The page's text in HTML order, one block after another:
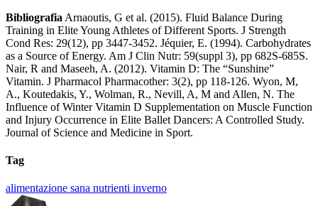
Bibliografia Arnaoutis, G et al. (2015). Fluid Balance During
Training in Elite Young Athletes of Different Sports. J Strength
Cond Res: 29(12), pp 3447-3452. Jéquier, E. (1994). Carbohydrates
as a Source of Energy. Am J Clin Nutr: 59(suppl 3), pp 682S-685S.
Nair, R and Maseeh, A. (2012). Vitamin D: The “Sunshine”
Vitamin. J Pharmacol Pharmacother: 3(2), pp 118-126. Wyon, M,
A., Koutedakis, Y., Wolman, R., Nevill, A, M and Allen, N. The
Influence of Winter Vitamin D Supplementation on Muscle Function
and Injury Occurrence in Elite Ballet Dancers: A Controlled Study.
Journal of Science and Medicine in Sport.
Tag
alimentazione sana nutrienti inverno